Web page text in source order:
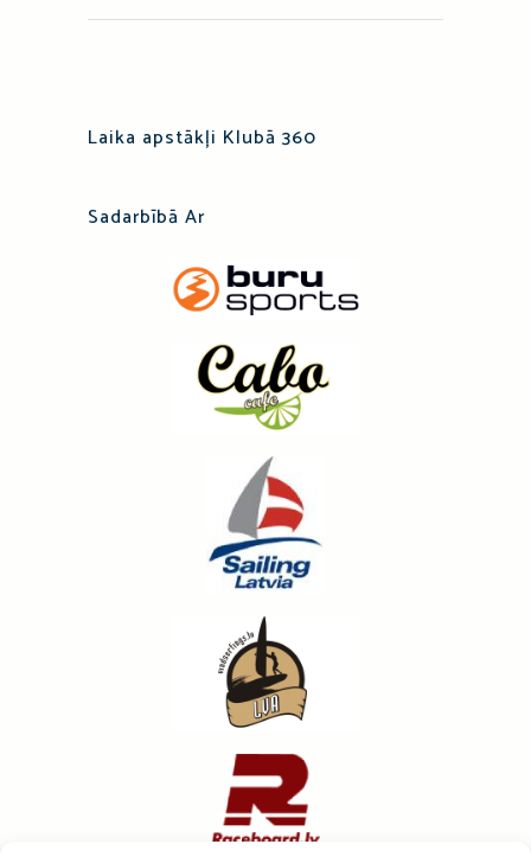
Laika apstākļi Klubā 360
Sadarbībā Ar